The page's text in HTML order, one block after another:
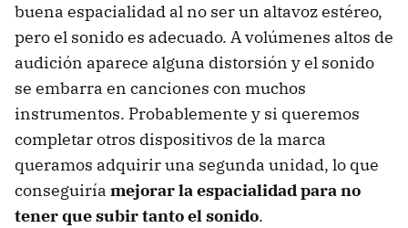
buena espacialidad al no ser un altavoz estéreo,
pero el sonido es adecuado. A volúmenes altos de
audición aparece alguna distorsión y el sonido
se embarra en canciones con muchos
instrumentos. Probablemente y si queremos
completar otros dispositivos de la marca
queramos adquirir una segunda unidad, lo que
conseguiría mejorar la espacialidad para no
tener que subir tanto el sonido.